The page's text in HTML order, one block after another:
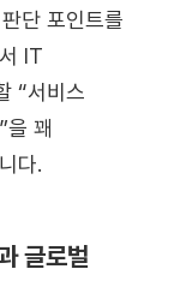
단 포인트를
IT
“서비스
을 꽤
다.
글로벌